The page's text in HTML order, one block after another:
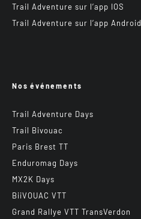
Trail Adventure sur l’app IOS
Trail Adventure sur l’app Android
Nos événements
Trail Adventure Days
Trail Bivouac
Paris Brest TT
Enduromag Days
MX2K Days
BiiVOUAC VTT
Grand Rallye VTT TransVerdon